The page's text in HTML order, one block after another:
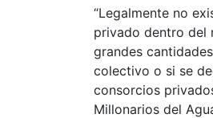
“Legalmente no
privado dentro del
grandes
colectivo o si se
consorcios
Millonarios del